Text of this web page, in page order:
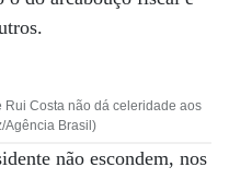
Rui Costa não dá celeridade aos
Agência Brasil)
não escondem, nos